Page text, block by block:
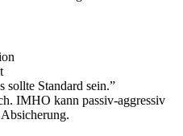
sollte Standard sein.”
IMHO kann passiv-aggressiv